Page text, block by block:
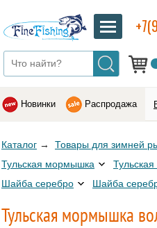
Новинки Распродажа
Каталог → Товары для зимней
Тульская мормышка
Шайба серебро
Шайба
Тульская мормышка